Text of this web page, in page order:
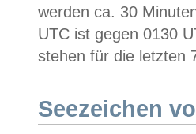
werden ca. 30
UTC ist gegen 0130
stehen für die letzten
Seezeichen